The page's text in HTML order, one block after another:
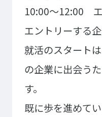
建学の精神・学院長挨拶
学科一覧
WEBエントリー・WEB
10:00～12:00
エントリーする
就活のスタート
の企業に出会う
す。
既に歩を進めて